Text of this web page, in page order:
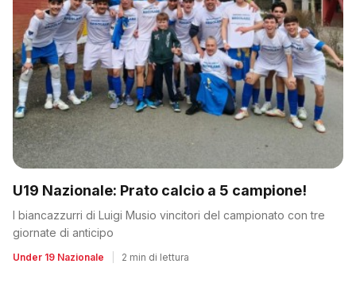
U19 Nazionale: Prato calcio a 5 campione!
I biancazzurri di Luigi Musio vincitori del campionato con tre
giornate di anticipo
Under 19 Nazionale 2 min di lettura